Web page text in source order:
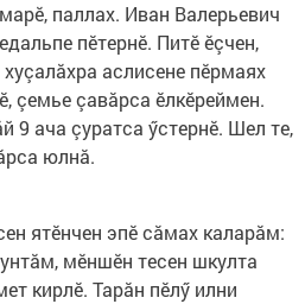
паллах. Иван Валерьевич
пӗтернӗ. Питӗ ӗçчен,
аслисене пӗрмаях
çемье çавăрса ӗлкӗреймен.
9 ача çуратса ӳстернӗ. Шел те,
юлнă.
ятӗнчен эпӗ сăмах каларăм:
мӗншӗн тесен шкулта
кирлӗ. Тарăн пӗлӳ илни